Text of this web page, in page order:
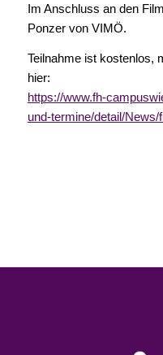
Im Anschluss an den
Ponzer von VIMÖ.
Teilnahme ist kostenlos,
hier:
https://www.fh-
und-termine/detail/